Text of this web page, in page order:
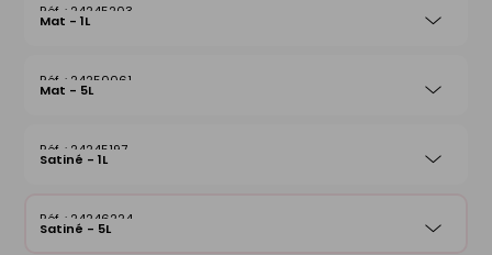
24245203
Mat - 1L
24250061
Mat - 5L
24245197
Satiné - 1L
24246224
Satiné - 5L